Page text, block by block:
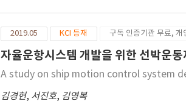
후반기 평균 TN은 전반기 0.912 mg L-1, 후반
는 없으나 표준편차가 비교적 큰 차이를 보여
해 TP의 변동성이 감소되었다고 판단된다.
의 성장률이 높았을 것으로 추측된다. 따라서
2019.05 KCI 등재 구독 인증기관 무료, 개
자율운항시스템 개발을 위한 선박운
A study on ship motion control system
김경현, 서진호, 김영복